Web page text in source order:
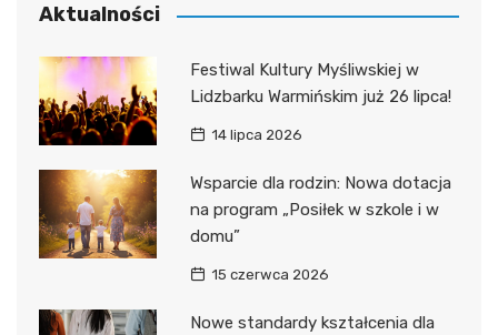
Aktualności
Festiwal Kultury Myśliwskiej w
Lidzbarku Warmińskim już 26 lipca!
14 lipca 2026
Wsparcie dla rodzin: Nowa dotacja
na program „Posiłek w szkole i w
domu”
15 czerwca 2026
Nowe standardy kształcenia dla